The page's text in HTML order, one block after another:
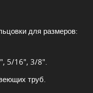
для размеров:
5/16", 3/8".
труб.